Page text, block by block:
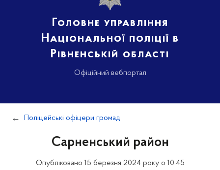
Головне управління
Національної поліції в
Рівненській області
Офіційний вебпортал
Поліцейські офіцери громад
Сарненський район
Опубліковано 15 березня 2024 року о 10:45